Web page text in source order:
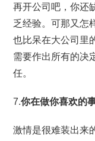
再开公司吧，你还
乏经验。可那又怎
也比呆在大公司里
需要作出所有的决
任。
7.你在做你喜欢的
激情是很难装出来